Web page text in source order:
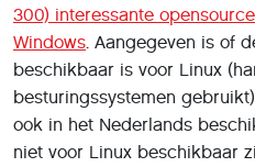
300) interessante
Windows. Aangegeven is of
beschikbaar is voor Linux
besturingssystemen
ook in het Nederlands
niet voor Linux beschikbaar